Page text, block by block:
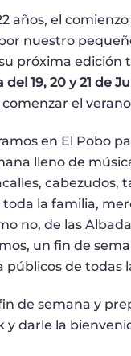
años, el
nuestro
próxima edición
19, 20 y 21 de
el
en El Pobo
lleno de
cabezudos,
la familia,
no, de las
un fin de
públicos de todas
de semana y
y darle la